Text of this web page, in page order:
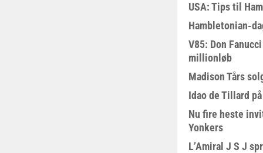
USA: Tips til
Hambletonian-
V85: Don
millionløb
Madison Tårs
Idao de Tillard
Nu fire heste
Yonkers
L’Amiral J S J